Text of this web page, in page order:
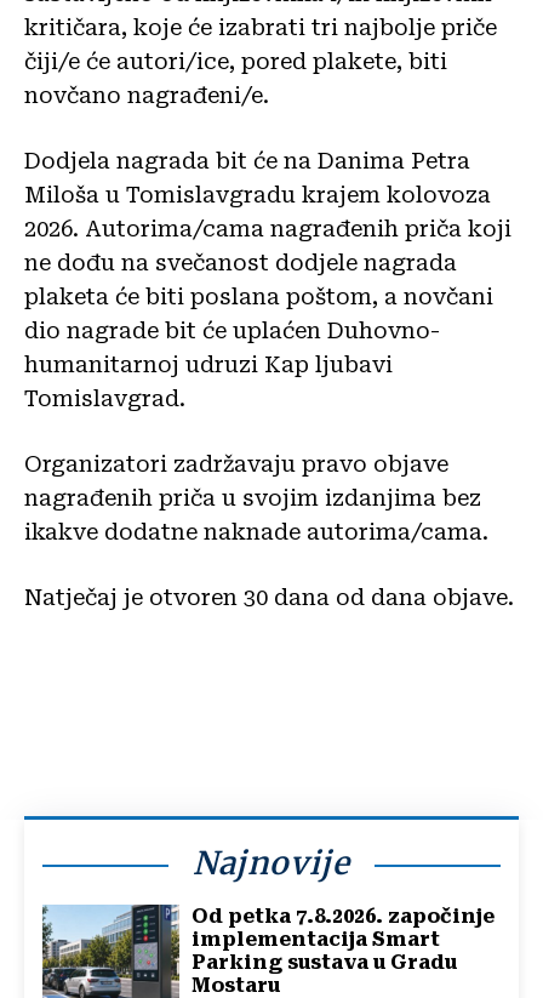
kritičara, koje će izabrati tri najbolje priče
čiji/e će autori/ice, pored plakete, biti
novčano nagrađeni/e.
Dodjela nagrada bit će na Danima Petra
Miloša u Tomislavgradu krajem kolovoza
2026. Autorima/cama nagrađenih priča koji
ne dođu na svečanost dodjele nagrada
plaketa će biti poslana poštom, a novčani
dio nagrade bit će uplaćen Duhovno-
humanitarnoj udruzi Kap ljubavi
Tomislavgrad.
Organizatori zadržavaju pravo objave
nagrađenih priča u svojim izdanjima bez
ikakve dodatne naknade autorima/cama.
Natječaj je otvoren 30 dana od dana objave.
Najnovije
Od petka 7.8.2026. započinje
implementacija Smart
Parking sustava u Gradu
Mostaru